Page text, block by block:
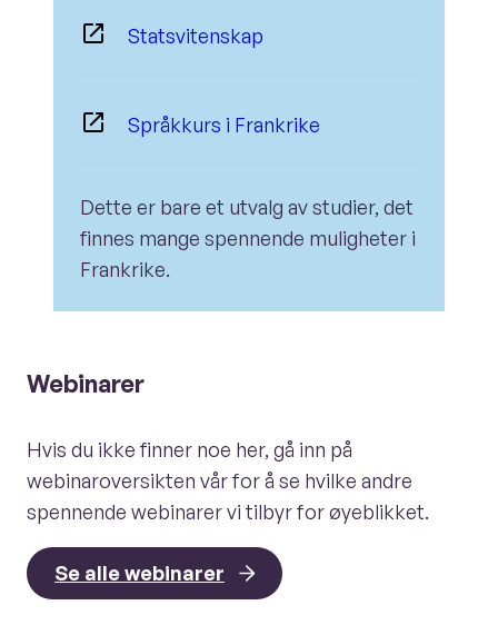
Statsvitenskap
Språkkurs i Frankrike
Dette er bare et utvalg av studier, det
finnes mange spennende muligheter i
Frankrike.
Webinarer
Hvis du ikke finner noe her, gå inn på
webinaroversikten vår for å se hvilke andre
spennende webinarer vi tilbyr for øyeblikket.
Se alle webinarer